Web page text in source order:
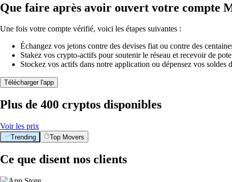
Que faire après avoir ouvert votre compte
Une fois votre compte vérifié, voici les étapes suivantes :
Échangez vos jetons contre des devises fiat ou contre des
Stakez vos crypto-actifs pour soutenir le réseau et recevoir de
Stockez vos actifs dans notre application ou dépensez vos
Télécharger l'app
Plus de 400 cryptos disponibles
Voir les prix
Trending Top Movers
Ce que disent nos clients